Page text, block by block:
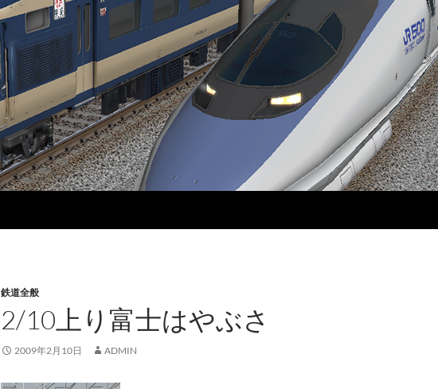
鉄道全般
2/10上り富士はやぶさ
2009年2月10日 ADMIN